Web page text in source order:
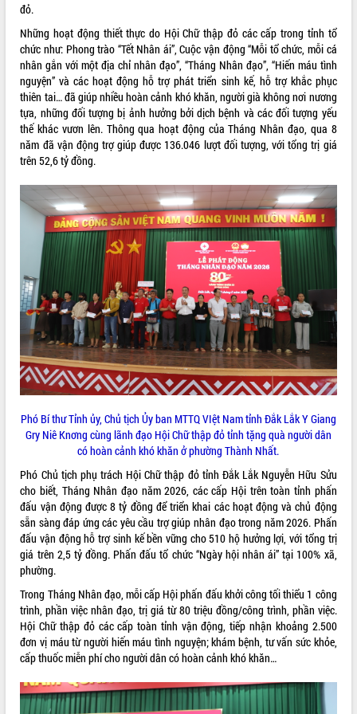
Loading the player...
Khám bệnh, cấp phát thuốc miễn phí
và tặng quà người dân xã Cư Pui
Hội nghị UBND tỉnh Đắk Lắk thường kỳ
tháng 7/2026
Lễ truy tặng danh hiệu “Bà Mẹ Việt
Nam Anh hùng” và trao Huân chương
UBND tỉnh Đắk Lắk triển khai nhiệm
vụ 6 tháng cuối năm 2026
Kỳ họp thứ Hai, Hội đồng nhân dân
tỉnh khóa XI quyết nghị nhiều nội dung
quan trọng
Bí thư Tỉnh ủy Lương Nguyễn Minh
Triết thăm, tặng quà người có công với
cách mạng
Rà soát, hoàn thiện hệ thống thiết chế
văn hóa, thể thao đáp ứng yêu cầu
phát triển mới
Thường trực HĐND tỉnh Đắk Lắk gặp
Minh
Lễ truy điệu và an táng hài cốt liệt sĩ
tại Nghĩa trang Liệt sĩ xã Sơn Hòa
Bàn giải pháp tháo gỡ khó khăn trong
xuất khẩu sầu riêng và triển khai quy
định EUDR
Thứ trưởng Bộ Nông nghiệp và Môi
trường Nguyễn Hoàng Hiệp khảo sát
vùng trồng và doanh nghiệp đóng gói
sầu riêng tại Đắk Lắk
Trình diễn nghệ thuật chế biến các
món ăn từ sầu riêng
Đắk Lắk công bố Quy hoạch và xúc
tiến đầu tư tỉnh
ứng để giữ vững thị trường xuất khẩu
Diễn đàn Kinh tế tư nhân Việt Nam đột
ALBUM ẢNH
LIÊN KẾT WEB
THỐNG KÊ TRUY CẬP
Tất cả: 66092678
đỏ.
Những hoạt động thiết thực do Hội Chữ thập đỏ các cấp trong tỉnh tổ
chức như: Phong trào “Tết Nhân ái”, Cuộc vận động “Mỗi tổ chức, mỗi cá
nhân gắn với một địa chỉ nhân đạo”, “Tháng Nhân đạo”, “Hiến máu tình
nguyện” và các hoạt động hỗ trợ phát triển sinh kế, hỗ trợ khắc phục
thiên tai… đã giúp nhiều hoàn cảnh khó khăn, người già không nơi nương
tựa, những đối tượng bị ảnh hưởng bởi dịch bệnh và các đối tượng yếu
thế khác vươn lên. Thông qua hoạt động của Tháng Nhân đạo, qua 8
năm đã vận động trợ giúp được 136.046 lượt đối tượng, với tổng trị giá
trên 52,6 tỷ đồng.
Phó Bí thư Tỉnh ủy, Chủ tịch Ủy ban MTTQ VIệt Nam tỉnh Đắk Lắk Y Giang
Gry Niê Knơng cùng lãnh đạo Hội Chữ thập đỏ tỉnh tặng quà người dân
có hoàn cảnh khó khăn ở phường Thành Nhất.
Phó Chủ tịch phụ trách Hội Chữ thập đỏ tỉnh Đắk Lắk Nguyễn Hữu Sửu
cho biết, Tháng Nhân đạo năm 2026, các cấp Hội trên toàn tỉnh phấn
đấu vận động được 8 tỷ đồng để triển khai các hoạt động và chủ động
sẵn sàng đáp ứng các yêu cầu trợ giúp nhân đạo trong năm 2026. Phấn
đấu vận động hỗ trợ sinh kế bền vững cho 510 hộ hưởng lợi, với tổng trị
giá trên 2,5 tỷ đồng. Phấn đấu tổ chức “Ngày hội nhân ái” tại 100% xã,
phường.
Trong Tháng Nhân đạo, mỗi cấp Hội phấn đấu khởi công tối thiểu 1 công
trình, phần việc nhân đạo, trị giá từ 80 triệu đồng/công trình, phần việc.
Hội Chữ thập đỏ các cấp toàn tỉnh vận động, tiếp nhận khoảng 2.500
đơn vị máu từ người hiến máu tình nguyện; khám bệnh, tư vấn sức khỏe,
cấp thuốc miễn phí cho người dân có hoàn cảnh khó khăn…